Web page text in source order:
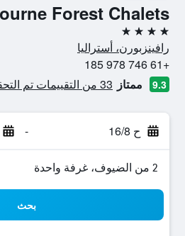
Forest Chalets
4 نجوم
رافينزبورن، أستراليا
+61 746 978 185
9.3 ممتاز 33 من التقييمات تم التحقق منها
ح 16/8 -
2 من الضيوف، غرفة واحدة
بحث